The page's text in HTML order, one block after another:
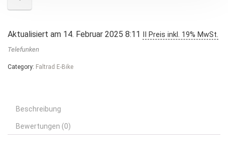
Aktualisiert am 14. Februar 2025 8:11 II Preis inkl. 19% MwSt.
Telefunken
Category: Faltrad E-Bike
Beschreibung
Bewertungen (0)